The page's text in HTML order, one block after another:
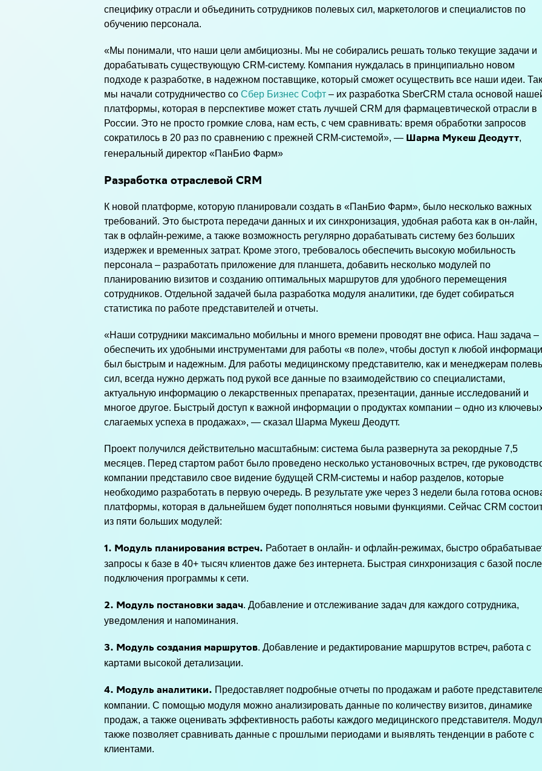
специфику отрасли и объединить сотрудников полевых сил, маркетологов и специалистов по
обучению персонала.
«Мы понимали, что наши цели амбициозны. Мы не собирались решать только текущие задачи и
дорабатывать существующую CRM-систему. Компания нуждалась в принципиально новом
подходе к разработке, в надежном поставщике, который сможет осуществить все наши идеи. Так
мы начали сотрудничество со Сбер Бизнес Софт – их разработка SberCRM стала основой
платформы, которая в перспективе может стать лучшей CRM для фармацевтической отрасли в
России. Это не просто громкие слова, нам есть, с чем сравнивать: время обработки запросов
сократилось в 20 раз по сравнению с прежней CRM-системой», — Шарма Мукеш Деодутт,
генеральный директор «ПанБио Фарм»
Разработка отраслевой CRM
К новой платформе, которую планировали создать в «ПанБио Фарм», было несколько важных
требований. Это быстрота передачи данных и их синхронизация, удобная работа как в он-лайн,
так в офлайн-режиме, а также возможность регулярно дорабатывать систему без больших
издержек и временных затрат. Кроме этого, требовалось обеспечить высокую мобильность
персонала – разработать приложение для планшета, добавить несколько модулей по
планированию визитов и созданию оптимальных маршрутов для удобного перемещения
сотрудников. Отдельной задачей была разработка модуля аналитики, где будет собираться
статистика по работе представителей и отчеты.
«Наши сотрудники максимально мобильны и много времени проводят вне офиса. Наш задача –
обеспечить их удобными инструментами для работы «в поле», чтобы доступ к любой
был быстрым и надежным. Для работы медицинскому представителю, как и менеджерам
сил, всегда нужно держать под рукой все данные по взаимодействию со специалистами,
актуальную информацию о лекарственных препаратах, презентации, данные исследований и
многое другое. Быстрый доступ к важной информации о продуктах компании – одно из
слагаемых успеха в продажах», — сказал Шарма Мукеш Деодутт.
Проект получился действительно масштабным: система была развернута за рекордные 7,5
месяцев. Перед стартом работ было проведено несколько установочных встреч, где
компании представило свое видение будущей CRM-системы и набор разделов, которые
необходимо разработать в первую очередь. В результате уже через 3 недели была готова
платформы, которая в дальнейшем будет пополняться новыми функциями. Сейчас CRM
из пяти больших модулей:
1. Модуль планирования встреч. Работает в онлайн- и офлайн-режимах, быстро
запросы к базе в 40+ тысяч клиентов даже без интернета. Быстрая синхронизация с базой после
подключения программы к сети.
2. Модуль постановки задач. Добавление и отслеживание задач для каждого сотрудника,
уведомления и напоминания.
3. Модуль создания маршрутов. Добавление и редактирование маршрутов встреч, работа с
картами высокой детализации.
4. Модуль аналитики. Предоставляет подробные отчеты по продажам и работе
компании. С помощью модуля можно анализировать данные по количеству визитов, динамике
продаж, а также оценивать эффективность работы каждого медицинского представителя.
также позволяет сравнивать данные с прошлыми периодами и выявлять тенденции в работе с
клиентами.